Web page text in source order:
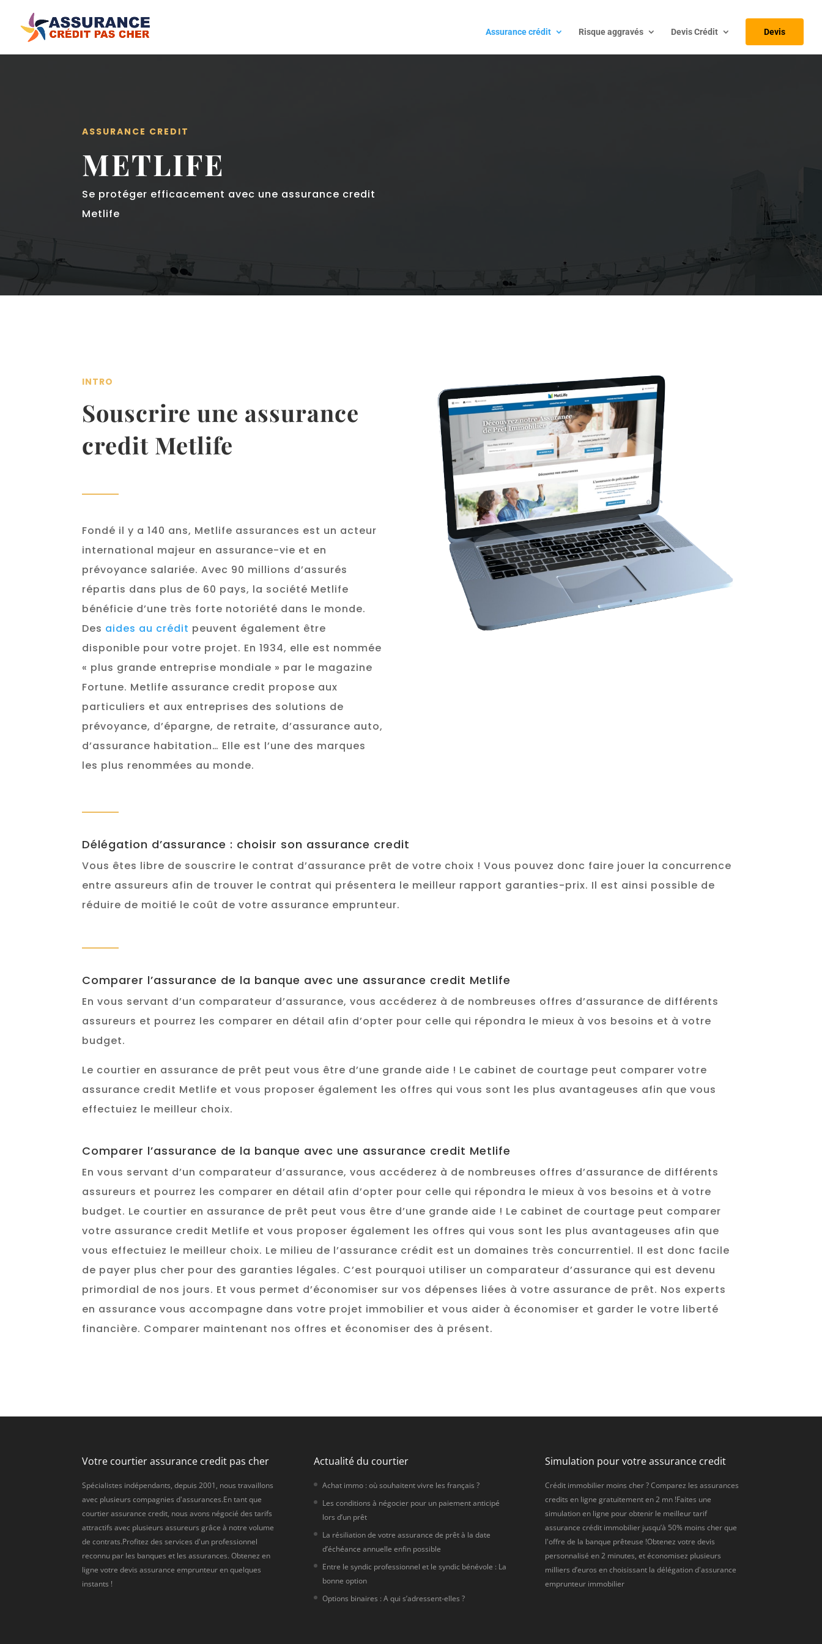
Assurance crédit Risque aggravés Devis Crédit Devis
ASSURANCE CREDIT
METLIFE
Se protéger efficacement avec une assurance credit
Metlife
INTRO
Souscrire une assurance
credit Metlife
Fondé il y a 140 ans, Metlife assurances est un acteur
international majeur en assurance-vie et en
prévoyance salariée. Avec 90 millions d’assurés
répartis dans plus de 60 pays, la société Metlife
bénéficie d’une très forte notoriété dans le monde.
Des aides au crédit peuvent également être
disponible pour votre projet. En 1934, elle est nommée
« plus grande entreprise mondiale » par le magazine
Fortune. Metlife assurance credit propose aux
particuliers et aux entreprises des solutions de
prévoyance, d’épargne, de retraite, d’assurance auto,
d’assurance habitation… Elle est l’une des marques
les plus renommées au monde.
Délégation d’assurance : choisir son assurance credit
Vous êtes libre de souscrire le contrat d’assurance prêt de votre choix ! Vous pouvez donc faire jouer la concurrence
entre assureurs afin de trouver le contrat qui présentera le meilleur rapport garanties-prix. Il est ainsi possible de
réduire de moitié le coût de votre assurance emprunteur.
Comparer l’assurance de la banque avec une assurance credit Metlife
En vous servant d’un comparateur d’assurance, vous accéderez à de nombreuses offres d’assurance de différents
assureurs et pourrez les comparer en détail afin d’opter pour celle qui répondra le mieux à vos besoins et à votre
budget.
Le courtier en assurance de prêt peut vous être d’une grande aide ! Le cabinet de courtage peut comparer votre
assurance credit Metlife et vous proposer également les offres qui vous sont les plus avantageuses afin que vous
effectuiez le meilleur choix.
Comparer l’assurance de la banque avec une assurance credit Metlife
En vous servant d’un comparateur d’assurance, vous accéderez à de nombreuses offres d’assurance de différents
assureurs et pourrez les comparer en détail afin d’opter pour celle qui répondra le mieux à vos besoins et à votre
budget. Le courtier en assurance de prêt peut vous être d’une grande aide ! Le cabinet de courtage peut comparer
votre assurance credit Metlife et vous proposer également les offres qui vous sont les plus avantageuses afin que
vous effectuiez le meilleur choix. Le milieu de l’assurance crédit est un domaines très concurrentiel. Il est donc facile
de payer plus cher pour des garanties légales. C’est pourquoi utiliser un comparateur d’assurance qui est devenu
primordial de nos jours. Et vous permet d’économiser sur vos dépenses liées à votre assurance de prêt. Nos experts
en assurance vous accompagne dans votre projet immobilier et vous aider à économiser et garder le votre liberté
financière. Comparer maintenant nos offres et économiser des à présent.
Votre courtier assurance credit pas cher
Spécialistes indépendants, depuis 2001, nous travaillons
avec plusieurs compagnies d'assurances.En tant que
courtier assurance credit, nous avons négocié des tarifs
attractifs avec plusieurs assureurs grâce à notre volume
de contrats.Profitez des services d'un professionnel
reconnu par les banques et les assurances. Obtenez en
ligne votre devis assurance emprunteur en quelques
instants !
Actualité du courtier
Achat immo : où souhaitent vivre les français ?
Les conditions à négocier pour un paiement anticipé
lors d’un prêt
La résiliation de votre assurance de prêt à la date
d’échéance annuelle enfin possible
Entre le syndic professionnel et le syndic bénévole : La
bonne option
Options binaires : A qui s’adressent-elles ?
Simulation pour votre assurance credit
Crédit immobilier moins cher ? Comparez les assurances
credits en ligne gratuitement en 2 mn !Faites une
simulation en ligne pour obtenir le meilleur tarif
assurance crédit immobilier jusqu’à 50% moins cher que
l'offre de la banque prêteuse !Obtenez votre devis
personnalisé en 2 minutes, et économisez plusieurs
milliers d’euros en choisissant la délégation d'assurance
emprunteur immobilier